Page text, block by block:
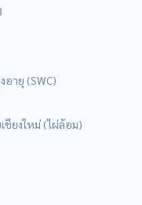
ายุ (SWC)
ยงใหม่ (ไผ่ล้อม)